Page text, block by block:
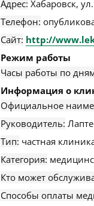
Адрес: Хабаровск,
Телефон:
Сайт: http://
Режим работы
Часы работы по
Информация о
Официальное
Руководитель:
Тип: частная
Категория:
Кто может
Способы оплаты